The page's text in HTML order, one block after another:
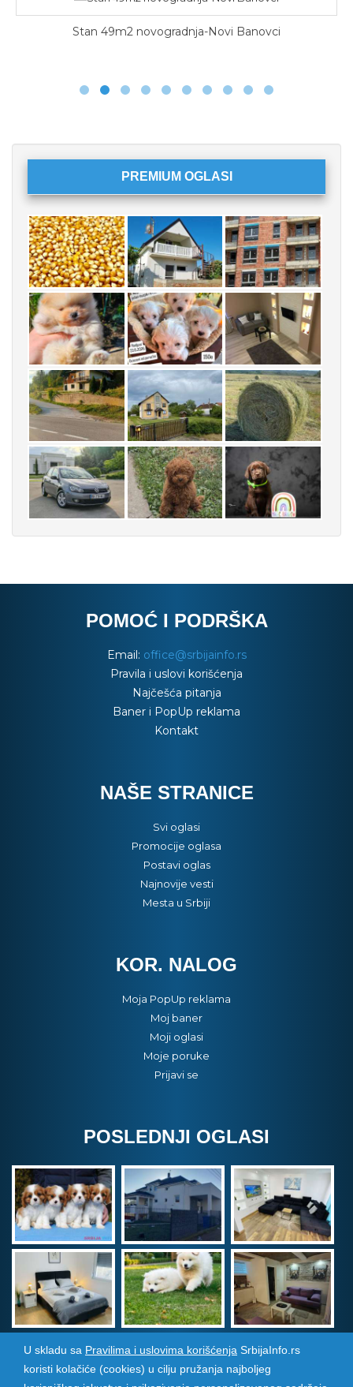
Stan 49m2 novogradnja-Novi Banovci
PREMIUM OGLASI
POMOĆ I PODRŠKA
Email: office@srbijainfo.rs
Pravila i uslovi korišćenja
Najčešća pitanja
Baner i PopUp reklama
Kontakt
NAŠE STRANICE
Svi oglasi
Promocije oglasa
Postavi oglas
Najnovije vesti
Mesta u Srbiji
KOR. NALOG
Moja PopUp reklama
Moj baner
Moji oglasi
Moje poruke
Prijavi se
POSLEDNJI OGLASI
Srbija Info©2026. Sva prava zadržana. Pogledajte i
U skladu sa Pravilima i uslovima korišćenja SrbijaInfo.rs
koristi kolačiće (cookies) u cilju pružanja najboljeg